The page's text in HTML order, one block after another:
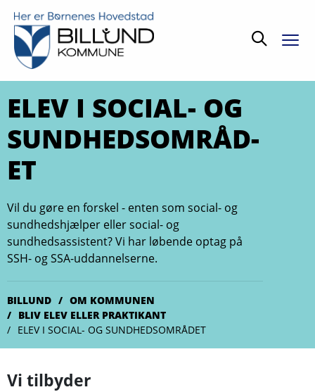
Søg
ELEV I SO­CI­AL- OG
SUND­HEDS­OM­RÅD­
ET
Vil du gøre en forskel - enten som social- og
sundhedshjælper eller social- og
sundhedsassistent? Vi har løbende optag på
SSH- og SSA-uddannelserne.
BILLUND
OM KOMMUNEN
BLIV ELEV ELLER PRAKTIKANT
ELEV I SOCIAL- OG SUNDHEDSOMRÅDET
Vi tilbyder